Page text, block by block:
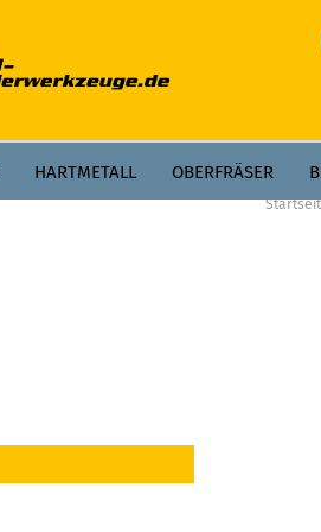
HARTMETALL OBERFRÄSER